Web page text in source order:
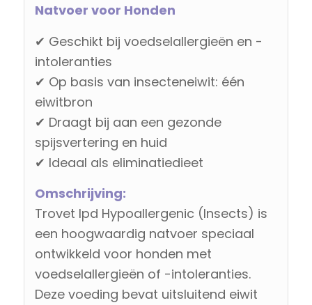
Natvoer voor Honden
✔ Geschikt bij voedselallergieën en -
intoleranties
✔ Op basis van insecteneiwit: één
eiwitbron
✔ Draagt bij aan een gezonde
spijsvertering en huid
✔ Ideaal als eliminatiedieet
Omschrijving:
Trovet Ipd Hypoallergenic (Insects) is
een hoogwaardig natvoer speciaal
ontwikkeld voor honden met
voedselallergieën of -intoleranties.
Deze voeding bevat uitsluitend eiwit